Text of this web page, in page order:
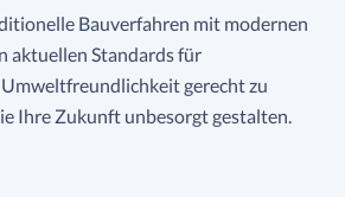
Bauverfahren mit modernen
aktuellen Standards für
gerecht zu
Ihre Zukunft unbesorgt gestalten.